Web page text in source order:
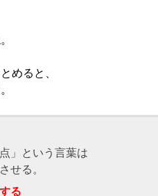
めると、
」という言葉は
せる。
る